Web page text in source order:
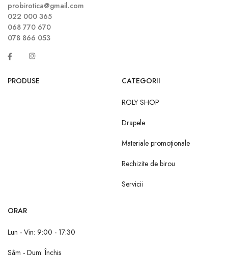
probirotica@gmail.com
022 000 365
068 770 670
078 866 053
PRODUSE CATEGORII
ROLY SHOP
Drapele
Materiale promoționale
Rechizite de birou
Servicii
ORAR
Lun - Vin: 9:00 - 17:30
Sâm - Dum: Închis